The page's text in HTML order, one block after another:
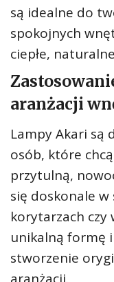
są idealne do
spokojnych
ciepłe,
aranżacji
Lampy Akari są
osób, które
przytulną,
się doskonale w
korytarzach czy
unikalną formę
stworzenie